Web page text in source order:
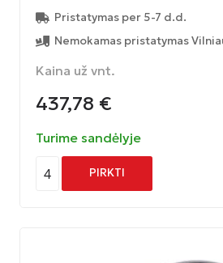
Pristatymas per 5-7 d.d.
Nemokamas pristatymas
Kaina už vnt.
437,78 €
Turime sandėlyje
4 PIRKTI